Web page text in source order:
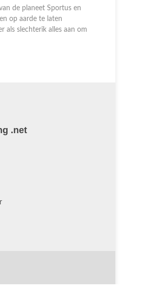
op aarde te laten
als slechterik alles aan om
.net